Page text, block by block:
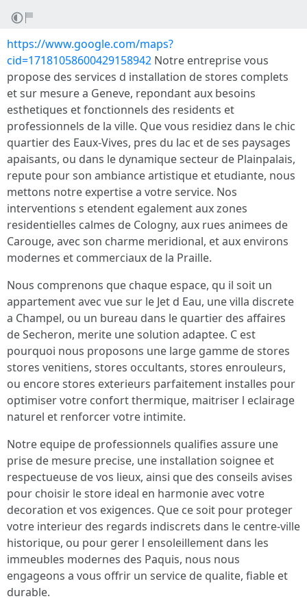
https://www.google.com/maps?
cid=17181058600429158942 Notre entreprise vous
propose des services d installation de stores complets
et sur mesure a Geneve, repondant aux besoins
esthetiques et fonctionnels des residents et
professionnels de la ville. Que vous residiez dans le chic
quartier des Eaux-Vives, pres du lac et de ses paysages
apaisants, ou dans le dynamique secteur de Plainpalais,
repute pour son ambiance artistique et etudiante, nous
mettons notre expertise a votre service. Nos
interventions s etendent egalement aux zones
residentielles calmes de Cologny, aux rues animees de
Carouge, avec son charme meridional, et aux environs
modernes et commerciaux de la Praille.
Nous comprenons que chaque espace, qu il soit un
appartement avec vue sur le Jet d Eau, une villa discrete
a Champel, ou un bureau dans le quartier des affaires
de Secheron, merite une solution adaptee. C est
pourquoi nous proposons une large gamme de stores
stores venitiens, stores occultants, stores enrouleurs,
ou encore stores exterieurs parfaitement installes pour
optimiser votre confort thermique, maitriser l eclairage
naturel et renforcer votre intimite.
Notre equipe de professionnels qualifies assure une
prise de mesure precise, une installation soignee et
respectueuse de vos lieux, ainsi que des conseils avises
pour choisir le store ideal en harmonie avec votre
decoration et vos exigences. Que ce soit pour proteger
votre interieur des regards indiscrets dans le centre-ville
historique, ou pour gerer l ensoleillement dans les
immeubles modernes des Paquis, nous nous
engageons a vous offrir un service de qualite, fiable et
durable.